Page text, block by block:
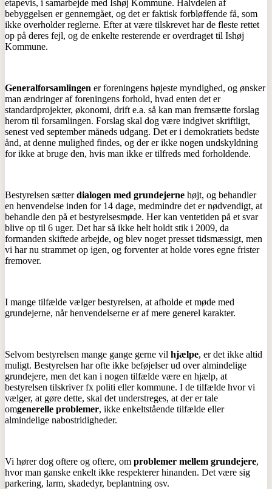
etapevis, i samarbejde med Ishøj Kommune. Halvdelen af
bebyggelsen er gennemgået, og det er faktisk forbløffende få, som
ikke overholder reglerne. Efter at være tilskrevet har de fleste rettet
op på deres fejl, og de enkelte resterende er overdraget til Ishøj
Kommune.
Generalforsamlingen er foreningens højeste myndighed, og ønsker
man ændringer af foreningens forhold, hvad enten det er
standardprojekter, økonomi, drift e.a. så kan man fremsætte forslag
herom til forsamlingen. Forslag skal dog være indgivet skriftligt,
senest ved september måneds udgang. Det er i demokratiets bedste
ånd, at denne mulighed findes, og der er ikke nogen undskyldning
for ikke at bruge den, hvis man ikke er tilfreds med forholdende.
Bestyrelsen sætterdialogen med grundejerne højt, og behandler
en henvendelse inden for 14 dage, medmindre det er nødvendigt, at
behandle den på et bestyrelsesmøde. Her kan ventetiden på et svar
blive op til 6 uger. Det har så ikke helt holdt stik i 2009, da
formanden skiftede arbejde, og blev noget presset tidsmæssigt, men
vi har nu strammet op igen, og forventer at holde vores egne frister
fremover.
I mange tilfælde vælger bestyrelsen, at afholde et møde med
grundejerne, når henvendelserne er af mere generel karakter.
Selvom bestyrelsen mange gange gerne vil hjælpe, er det ikke altid
muligt. Bestyrelsen har ofte ikke beføjelser ud over almindelige
grundejere, men det kan i nogen tilfælde være en hjælp, at
bestyrelsen tilskriver fx politi eller kommune. I de tilfælde hvor vi
vælger, at gøre dette, skal det understreges, at der er tale
omgenerelle problemer, ikke enkeltstående tilfælde eller
almindelige nabostridigheder.
Vi hører dog oftere og oftere, om problemer mellem grundejere,
hvor man ganske enkelt ikke respekterer hinanden. Det være sig
parkering, larm, skadedyr, beplantning osv.